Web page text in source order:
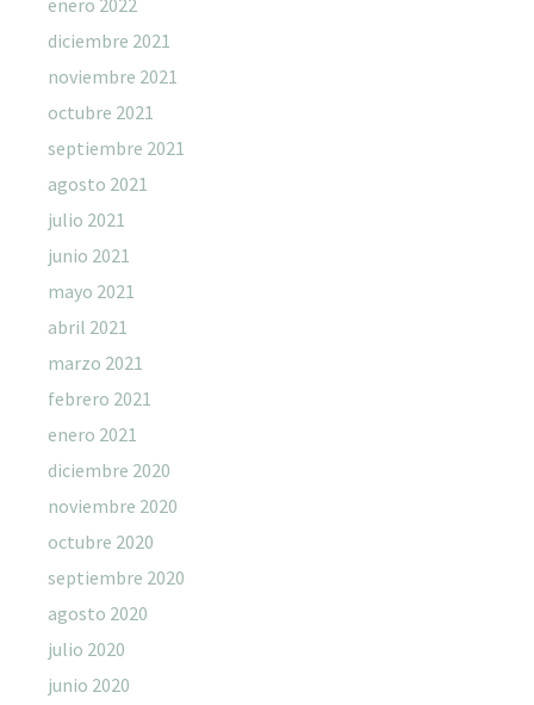
diciembre 2021
noviembre 2021
octubre 2021
septiembre 2021
agosto 2021
julio 2021
junio 2021
mayo 2021
abril 2021
marzo 2021
febrero 2021
enero 2021
diciembre 2020
noviembre 2020
octubre 2020
septiembre 2020
agosto 2020
julio 2020
junio 2020